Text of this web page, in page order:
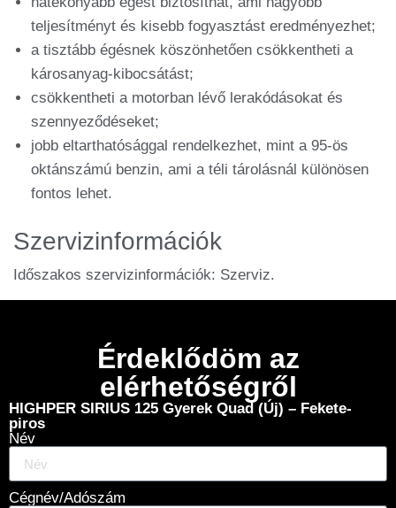
teljesítményt és kisebb fogyasztást eredményezhet;
a tisztább égésnek köszönhetően csökkentheti a
károsanyag-kibocsátást;
csökkentheti a motorban lévő lerakódásokat és
szennyeződéseket;
jobb eltarthatósággal rendelkezhet, mint a 95-ös
oktánszámú benzin, ami a téli tárolásnál különösen
fontos lehet.
Szervizinformációk
Időszakos szervizinformációk: Szerviz.
Érdeklődöm az
elérhetőségről
HIGHPER SIRIUS 125 Gyerek Quad (Új) – Fekete-
piros
Név
Cégnév/Adószám